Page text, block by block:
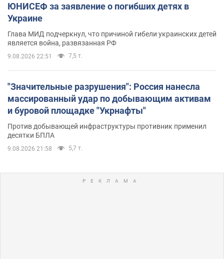
ЮНИСЕФ за заявление о погибших детях в
Украине
Глава МИД подчеркнул, что причиной гибели украинских детей
является война, развязанная РФ
9.08.2026 22:51 7,5 т.
"Значительные разрушения": Россия нанесла
массированный удар по добывающим активам
и буровой площадке "Укрнафты"
Против добывающей инфраструктуры противник применил
десятки БПЛА
9.08.2026 21:58 5,7 т.